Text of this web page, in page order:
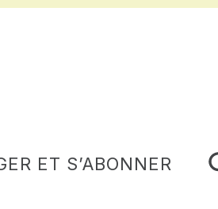
ET S’ABONNER